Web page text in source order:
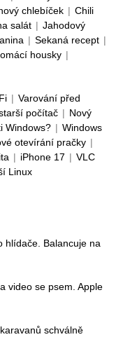
chlebíček | Chili
salát | Jahodový
| Sekaná recept |
housky |
| Varování před
počítač | Nový
Windows? | Windows
otevírání pračky |
| iPhone 17 | VLC
Linux
hlídače. Balancuje na
video se psem. Apple
schválně